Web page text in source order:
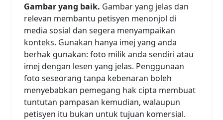
Gambar yang baik. Gambar yang jelas dan
relevan membantu petisyen menonjol di
media sosial dan segera menyampaikan
konteks. Gunakan hanya imej yang anda
berhak gunakan: foto milik anda sendiri atau
imej dengan lesen yang jelas. Penggunaan
foto seseorang tanpa kebenaran boleh
menyebabkan pemegang hak cipta membuat
tuntutan pampasan kemudian, walaupun
petisyen itu bukan untuk tujuan komersial.